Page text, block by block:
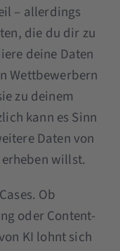
– allerdings
die du dir zu
deine Daten
Wettbewerbern
zu deinem
kann es Sinn
Daten von
willst.
Ob
oder Content-
KI lohnt sich